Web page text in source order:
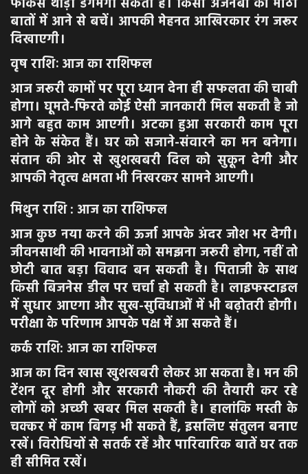
बातों में आने से बचें। आपकी मेहनत आखिरकार रंग जरूर
दिखाएगी।
वृष राशिः आज का राशिफल
आज जरूरी कामों पर पूरा ध्यान देना ही सफलता की चाबी
होगा। घूमते-फिरते कोई ऐसी जानकारी मिल सकती है जो
आगे बहुत काम आएगी। अटका हुआ सरकारी काम पूरा
होने के संकेत हैं। घर को सजाने-संवारने का मन बनेगा।
संतान की ओर से खुशखबरी दिल को सुकून देगी और
आपकी नेतृत्व क्षमता भी निखरकर सामने आएगी।
मिथुन राशि : आज का राशिफल
आज कुछ नया करने की ऊर्जा आपके अंदर जोश भर देगी।
जीवनसाथी की भावनाओं को समझना जरूरी होगा, नहीं तो
छोटी बात बड़ा विवाद बन सकती है। पिताजी के साथ
किसी बिजनेस डील पर चर्चा हो सकती है। लाइफस्टाइल
में सुधार आएगा और सुख-सुविधाओं में भी बढ़ोतरी होगी।
परीक्षा के परिणाम आपके पक्ष में आ सकते हैं।
कर्क राशि: आज का राशिफल
आज का दिन खास खुशखबरी लेकर आ सकता है। मन की
टेंशन दूर होगी और सरकारी नौकरी की तैयारी कर रहे
लोगों को अच्छी खबर मिल सकती है। हालांकि मस्ती के
चक्कर में काम बिगड़ भी सकते हैं, इसलिए संतुलन बनाए
रखें। विरोधियों से सतर्क रहें और पारिवारिक बातें घर तक
ही सीमित रखें।